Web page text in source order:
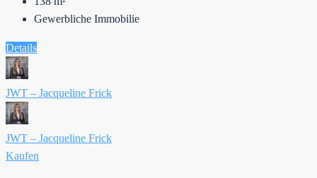
Gewerbliche Immobilie
Details
JWT – Jacqueline Frick
JWT – Jacqueline Frick
Kaufen